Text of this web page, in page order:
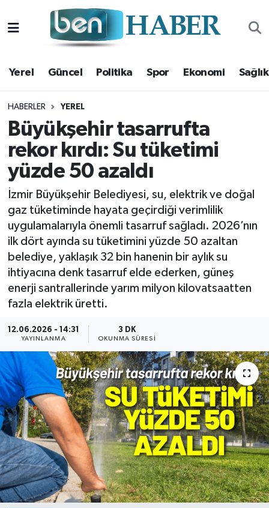
Yerel Güncel Politika Spor Ekonomi Sağlık
HABERLER YEREL
Büyükşehir tasarrufta
rekor kırdı: Su tüketimi
yüzde 50 azaldı
İzmir Büyükşehir Belediyesi, su, elektrik ve doğal
gaz tüketiminde hayata geçirdiği verimlilik
uygulamalarıyla önemli tasarruf sağladı. 2026’nın
ilk dört ayında su tüketimini yüzde 50 azaltan
belediye, yaklaşık 32 bin hanenin bir aylık su
ihtiyacına denk tasarruf elde ederken, güneş
enerji santrallerinde yarım milyon kilovatsaatten
fazla elektrik üretti.
12.06.2026 - 14:31
YAYINLANMA
3 DK
OKUNMA SÜRESI
Yerel
Güncel
Politika
Spor
Ekonomi
Sağlık
Magazin
Kültür Sanat
Resmi Reklam
Hava Durumu
Trafik Durumu
Süper Lig Puan Durumu ve Fikstür
Tüm Manşetler
Son Dakika Haberleri
Haber Arşivi